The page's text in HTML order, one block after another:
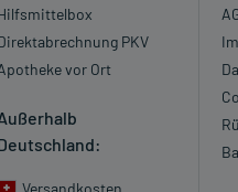
PKV
vor Ort